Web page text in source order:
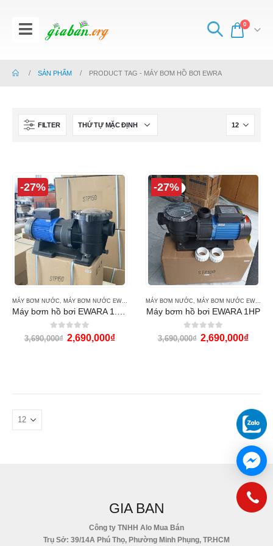
0
SẢN PHẨM PRODUCT TAG - MÁY BƠM HỒ BƠI EWRA
FILTER
-27%
MÁY BƠM NƯỚC MÁY BƠM NƯỚC EWARA
0out of 5
3,690,000₫ 2,690,000₫
-27%
MÁY BƠM NƯỚC MÁY BƠM NƯỚC EWARA
Máy bơm hồ bơi EWARA 1HP
0out of 5
3,690,000₫ 2,690,000₫
GIA BAN
Công ty TNHH Alo Mua Bán
Trụ Sở: 39/14A Phú Thọ, Phường Minh Phụng, TP.HCM